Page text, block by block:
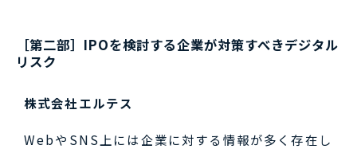
［第二部］IPOを検討する企業が対策すべきデジタル
リスク
株式会社エルテス
WebやSNS上には企業に対する情報が多く存在し